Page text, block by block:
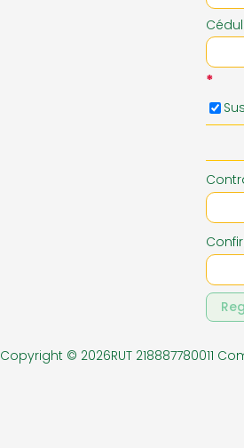
MOTOS
*
Copyright © 2026RUT 218887780011